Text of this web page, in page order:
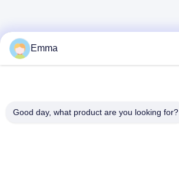
Emma
Good day, what product are you looking for?